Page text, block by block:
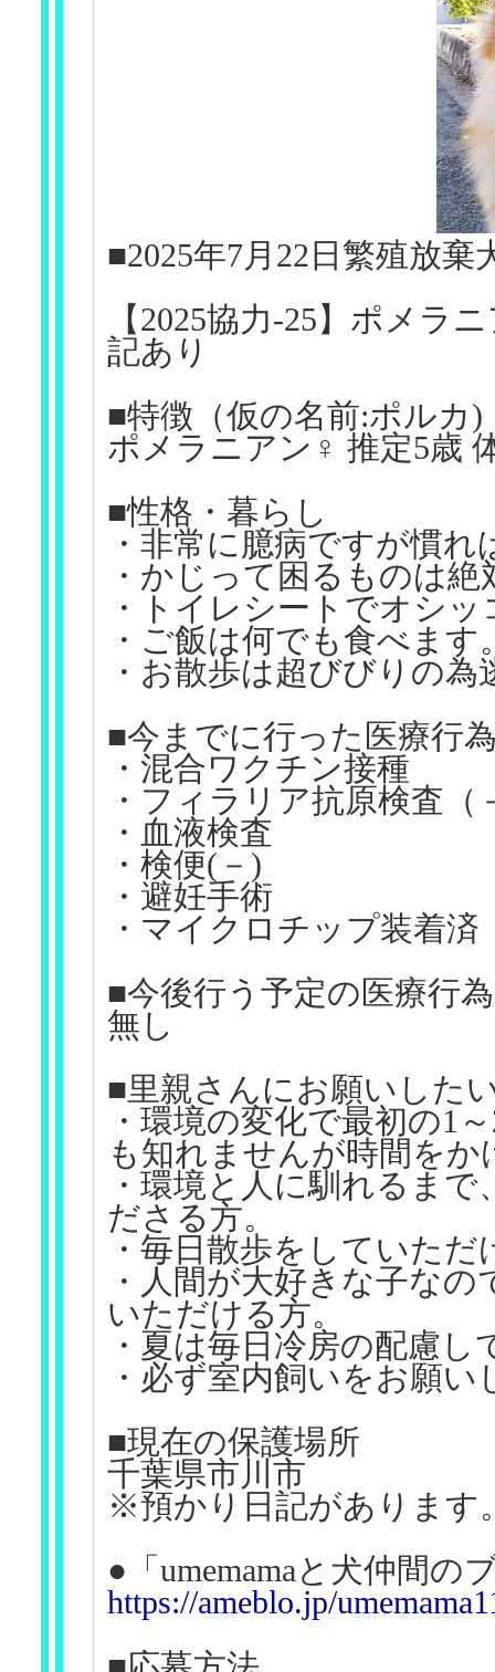
■2025年7月22日繁殖放棄
【2025協力-25】ポメラ
記あり
■特徴（仮の名前:ポルカ)
ポメラニアン♀ 推定5歳
■性格・暮らし
・非常に臆病ですが慣
・かじって困るものは
・トイレシートでオシ
・ご飯は何でも食べます
・お散歩は超びびりの
■今までに行った医療行
・混合ワクチン接種
・フィラリア抗原検査（
・血液検査
・検便(－)
・避妊手術
・マイクロチップ装着済
■今後行う予定の医療行為
無し
■里親さんにお願いした
・環境の変化で最初の1
も知れませんが時間を
・環境と人に馴れるま
ださる方。
・毎日散歩をしていただ
・人間が大好きな子な
いただける方。
・夏は毎日冷房の配慮
・必ず室内飼いをお願
■現在の保護場所
千葉県市川市
※預かり日記があります
●「umemamaと犬仲間の
https://ameblo.jp/